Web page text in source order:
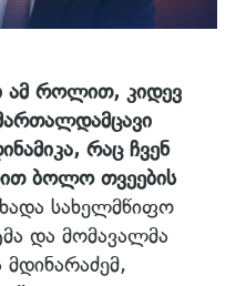
ამ როლით, კიდევ
რაც ჩვენ
ბოლო თვეების
სახელმწიფო
და მომავალმა
მდინარაძემ,